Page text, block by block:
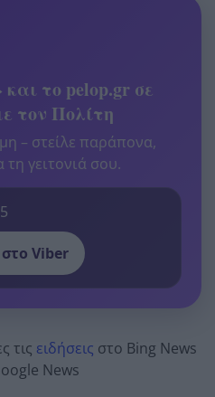
το pelop.gr σε
τον Πολίτη
– στείλε παράπονα,
τη γειτονιά σου.
Viber
τις ειδήσεις στο Bing News
News